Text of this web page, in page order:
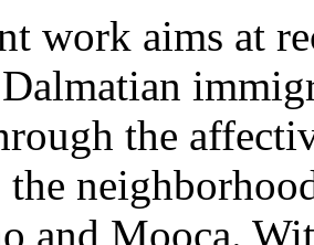
work aims at
the
and Mooca.